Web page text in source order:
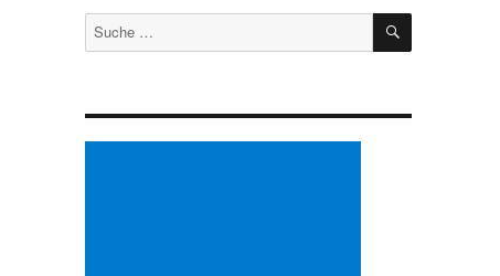
Suche
nach:
SUCHEN